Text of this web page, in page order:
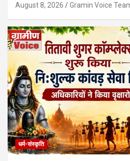
August 8, 2026 Gramin Voice
धर्म-संस्कृति